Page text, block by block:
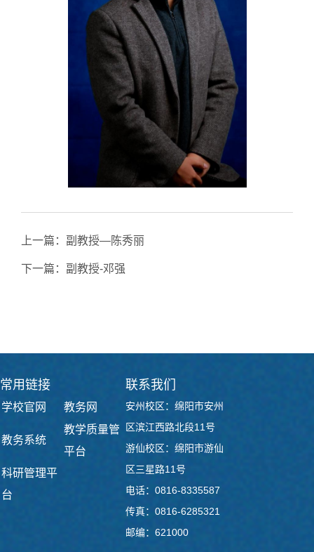
上一篇： 副教授—陈秀丽
下一篇： 副教授-邓强
常用链接
学校官网 教务网
教务系统
教学质量管
平台
科研管理平
台
联系我们
安州校区：绵阳市安州
区滨江西路北段11号
游仙校区：绵阳市游仙
区三星路11号
电话：0816-8335587
传真：0816-6285321
邮编：621000